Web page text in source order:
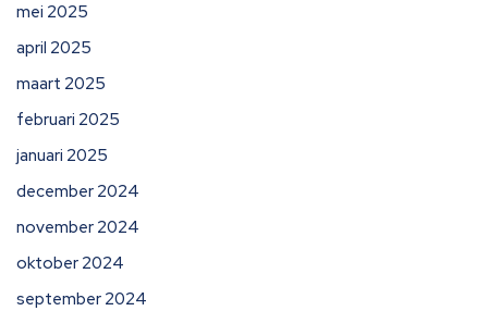
mei 2025
april 2025
maart 2025
februari 2025
januari 2025
december 2024
november 2024
oktober 2024
september 2024